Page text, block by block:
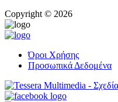
Copyright © 2026
Όροι Χρήσης
Προσωπικά Δεδομένα